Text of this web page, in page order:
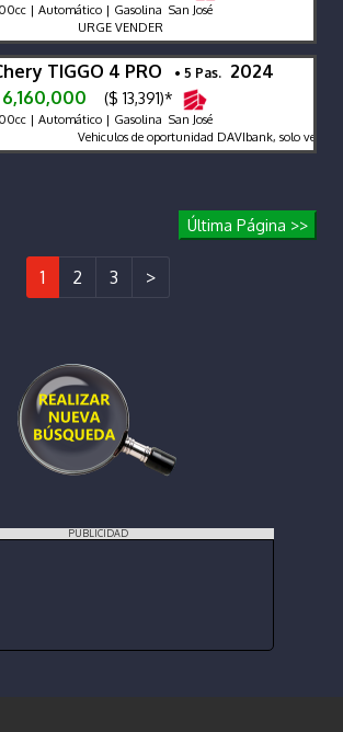
| Automático | Gasolina San José
URGE VENDER
TIGGO 4 PRO • 5 Pas. 2024
6,160,000
($ 13,391)*
| Automático | Gasolina San José
Vehiculos de oportunidad DAVIbank, solo venta
Última Página >>
1 2 3 >
PUBLICIDAD